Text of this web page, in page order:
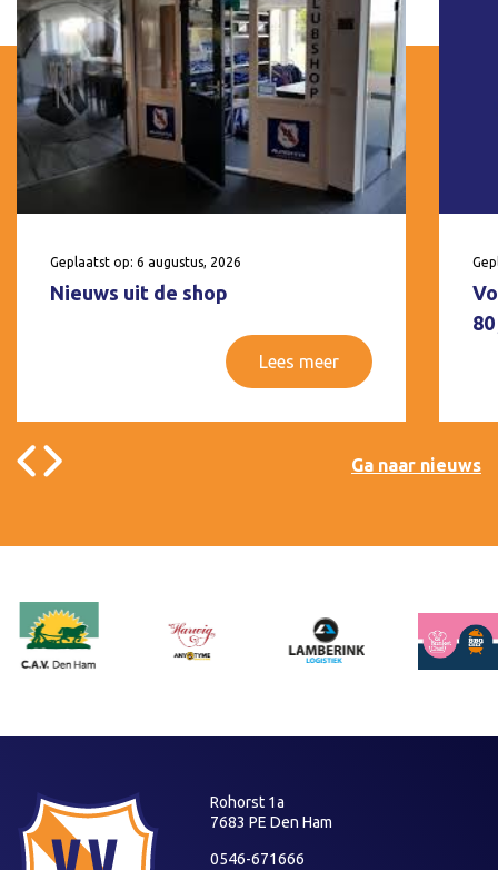
Geplaatst op: 6 augustus, 2026
Nieuws uit de shop
Lees meer
Ga naar nieuws
Rohorst 1a
7683 PE Den Ham
0546-671666